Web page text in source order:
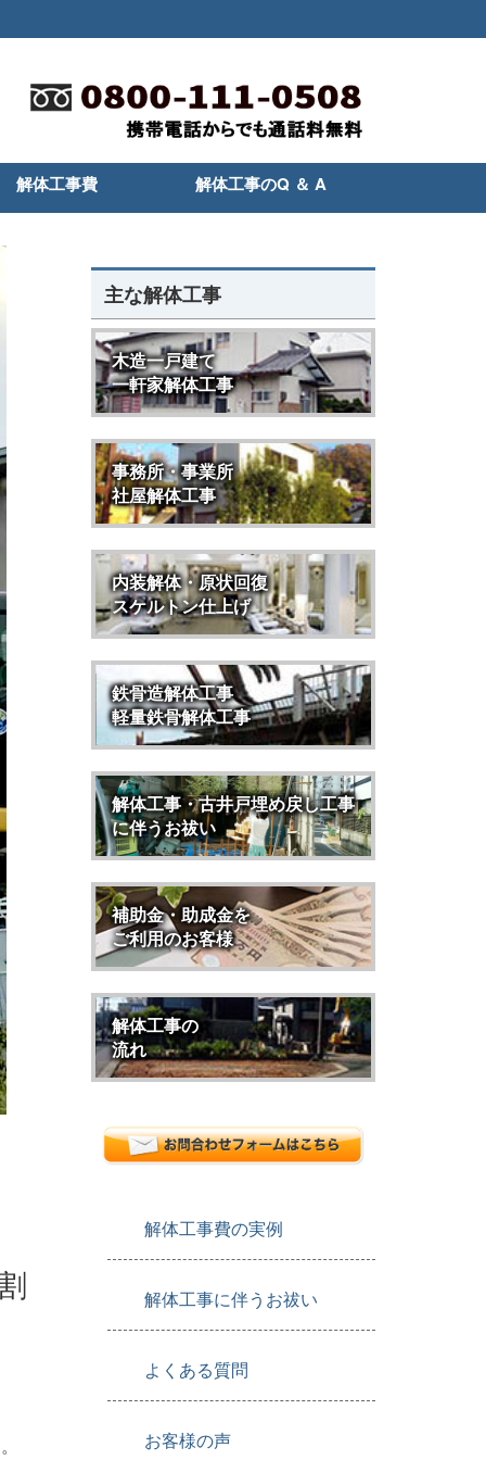
解体工事費 解体工事のQ ＆ A
主な解体工事
木造一戸建て
一軒家解体工事
事務所・事業所
社屋解体工事
内装解体・原状回復
スケルトン仕上げ
鉄骨造解体工事
軽量鉄骨解体工事
解体工事・古井戸埋め戻し工事
に伴うお祓い
補助金・助成金を
ご利用のお客様
解体工事の
流れ
解体工事費の実例
解体工事に伴うお祓い
よくある質問
お客様の声